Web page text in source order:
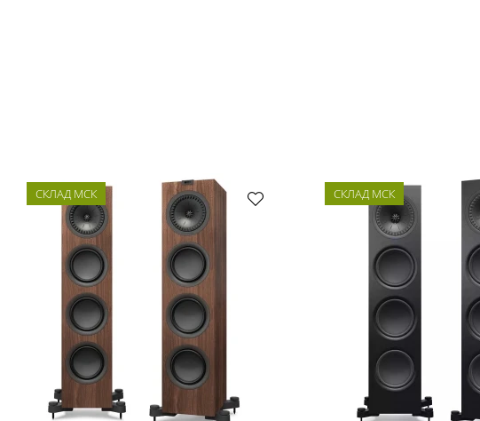
СКЛАД МСК СКЛАД МСК